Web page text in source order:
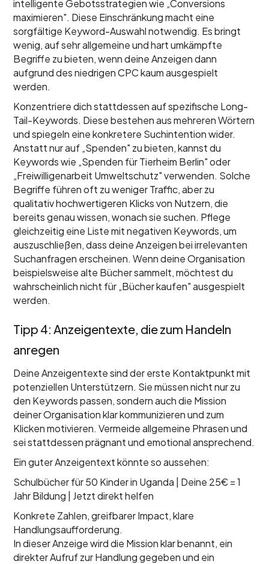
intelligente Gebotsstrategien wie „Conversions
maximieren". Diese Einschränkung macht eine
sorgfältige Keyword-Auswahl notwendig. Es bringt
wenig, auf sehr allgemeine und hart umkämpfte
Begriffe zu bieten, wenn deine Anzeigen dann
aufgrund des niedrigen CPC kaum ausgespielt
werden.
Konzentriere dich stattdessen auf spezifische Long-
Tail-Keywords. Diese bestehen aus mehreren Wörtern
und spiegeln eine konkretere Suchintention wider.
Anstatt nur auf „Spenden" zu bieten, kannst du
Keywords wie „Spenden für Tierheim Berlin" oder
„Freiwilligenarbeit Umweltschutz" verwenden. Solche
Begriffe führen oft zu weniger Traffic, aber zu
qualitativ hochwertigeren Klicks von Nutzern, die
bereits genau wissen, wonach sie suchen. Pflege
gleichzeitig eine Liste mit negativen Keywords, um
auszuschließen, dass deine Anzeigen bei irrelevanten
Suchanfragen erscheinen. Wenn deine Organisation
beispielsweise alte Bücher sammelt, möchtest du
wahrscheinlich nicht für „Bücher kaufen" ausgespielt
werden.
Tipp 4: Anzeigentexte, die zum Handeln
anregen
Deine Anzeigentexte sind der erste Kontaktpunkt mit
potenziellen Unterstützern. Sie müssen nicht nur zu
den Keywords passen, sondern auch die Mission
deiner Organisation klar kommunizieren und zum
Klicken motivieren. Vermeide allgemeine Phrasen und
sei stattdessen prägnant und emotional ansprechend.
Ein guter Anzeigentext könnte so aussehen:
Schulbücher für 50 Kinder in Uganda | Deine 25€ = 1
Jahr Bildung | Jetzt direkt helfen
Konkrete Zahlen, greifbarer Impact, klare
Handlungsaufforderung.
In dieser Anzeige wird die Mission klar benannt, ein
direkter Aufruf zur Handlung gegeben und ein